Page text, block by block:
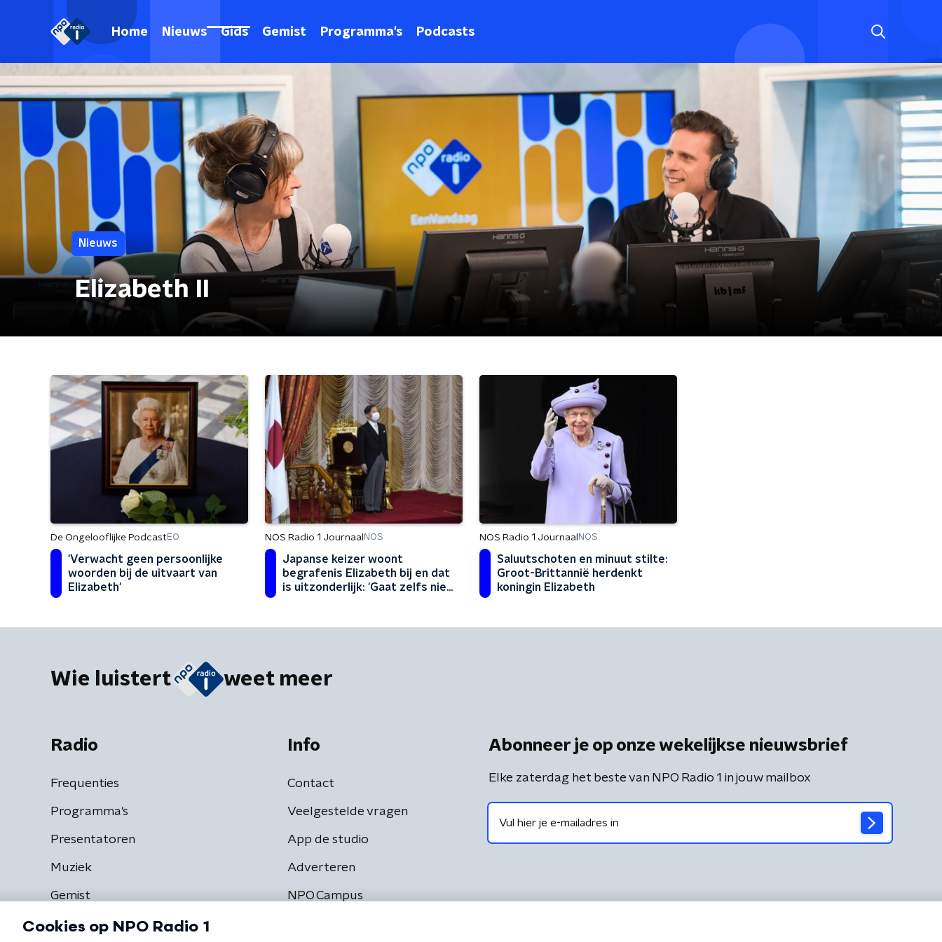
Home Nieuws Gids Gemist Programma's Podcasts
Nieuws
Elizabeth II
De Ongelooflijke PodcastEO
'Verwacht geen persoonlijke
woorden bij de uitvaart van
Elizabeth'
NOS Radio 1 Journaal NOS
Japanse keizer woont
begrafenis Elizabeth bij en dat
is uitzonderlijk: 'Gaat zelfs niet
NOS Radio 1 Journaal NOS
Saluutschoten en minuut stilte:
Groot-Brittannië herdenkt
koningin Elizabeth
Wie luistert weet meer
Radio
Frequenties
Programma's
Presentatoren
Muziek
Gemist
Info
Contact
Veelgestelde vragen
App de studio
Adverteren
NPO Campus
Abonneer je op onze wekelijkse nieuwsbrief
Elke zaterdag het beste van NPO Radio 1 in jouw mailbox